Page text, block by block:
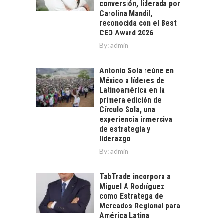
conversión, liderada por
Carolina Mandil,
reconocida con el Best
CEO Award 2026
By: admin
Antonio Sola reúne en
México a líderes de
Latinoamérica en la
primera edición de
Círculo Sola, una
experiencia inmersiva
de estrategia y
liderazgo
By: admin
TabTrade incorpora a
Miguel A Rodríguez
como Estratega de
Mercados Regional para
América Latina